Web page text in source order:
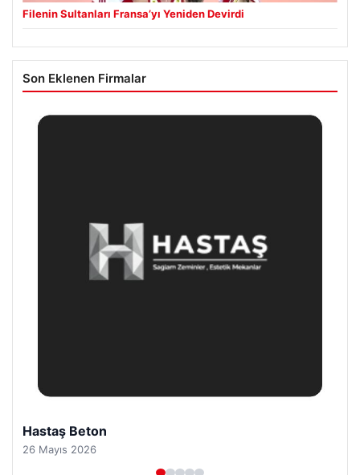
Filenin Sultanları Fransa’yı Yeniden Devirdi
Son Eklenen Firmalar
Prenses Night Club
29 Nisan 2026